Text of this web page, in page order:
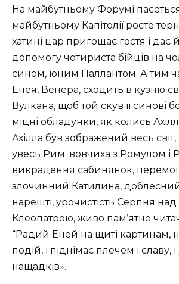
На майбутньому Форумі
майбутньому Капітолії росте
хатині цар пригощає гостя і дає
допомогу чотириста бійців на
сином, юним Паллантом. А тим
Енея, Венера, сходить в кузню
Вулкана, щоб той скув її синові
міцні обладунки, як колись
Ахілла був зображений весь
увесь Рим: вовчиха з Ромулом і
викрадення сабинянок,
злочинний Катилина, доблесний
нарешті, урочистість Серпня над
Клеопатрою, живо пам’ятне
“Радий Еней на щиті картинам,
подій, і піднімає плечем і славу,
нащадків».